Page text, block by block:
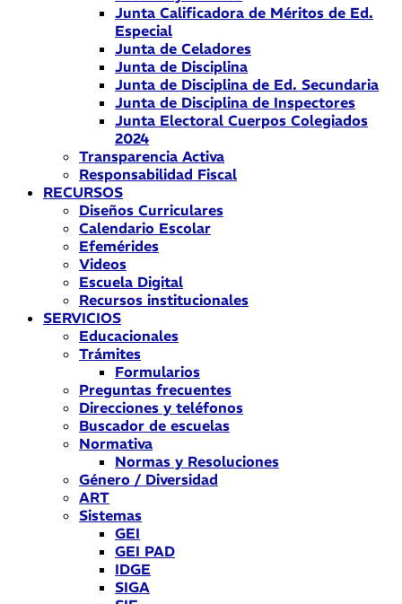
Junta Calificadora de Méritos de Ed.
Especial
Junta de Celadores
Junta de Disciplina
Junta de Disciplina de Ed. Secundaria
Junta de Disciplina de Inspectores
Junta Electoral Cuerpos Colegiados
2024
Transparencia Activa
Responsabilidad Fiscal
RECURSOS
Diseños Curriculares
Calendario Escolar
Efemérides
Videos
Escuela Digital
Recursos institucionales
SERVICIOS
Educacionales
Trámites
Formularios
Preguntas frecuentes
Direcciones y teléfonos
Buscador de escuelas
Normativa
Normas y Resoluciones
Género / Diversidad
ART
Sistemas
GEI
GEI PAD
IDGE
SIGA